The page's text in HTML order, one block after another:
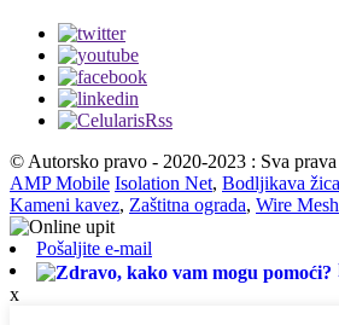
© Autorsko pravo - 2020-2023 : Sva prava
AMP Mobile Isolation Net, Bodljikava žica
Kameni kavez, Zaštitna ograda, Wire Mesh
Pošaljite e-mail
x